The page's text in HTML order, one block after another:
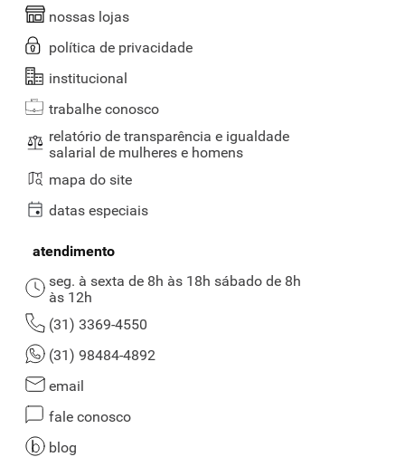
nossas lojas
política de privacidade
institucional
trabalhe conosco
relatório de transparência e igualdade
salarial de mulheres e homens
mapa do site
datas especiais
atendimento
seg. à sexta de 8h às 18h sábado de 8h
às 12h
(31) 3369-4550
(31) 98484-4892
email
fale conosco
blog